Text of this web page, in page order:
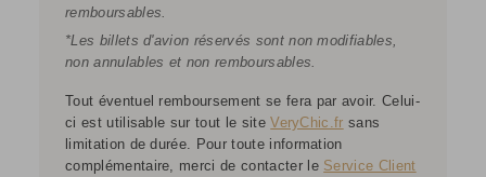
remboursables.
*Les billets d'avion réservés sont non modifiables,
non annulables et non remboursables.
Tout éventuel remboursement se fera par avoir. Celui-
ci est utilisable sur tout le siteVeryChic.fr sans
limitation de durée. Pour toute information
complémentaire, merci de contacter le Service Client